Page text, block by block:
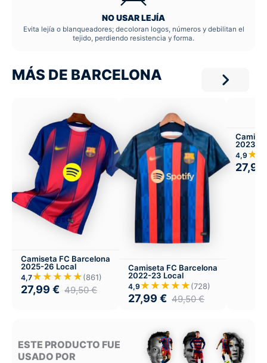
NO USAR LEJÍA
Evita lejía o blanqueadores; decoloran logos, números y debilitan el
tejido, perdiendo resistencia y forma.
MÁS DE BARCELONA
Camiseta FC Barcelona
2025-26 Local
4,7★★★★★(861)
27,99 € 49,50€
Camiseta FC Barcelona
2022-23 Local
4,9 ★★★★★(728)
27,99 € 49,50€
2023-
4,9
27,99
ESTE PRODUCTO FUE
USADO POR